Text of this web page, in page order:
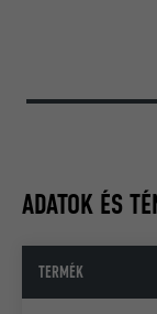
ADATOK ÉS
TERMÉK